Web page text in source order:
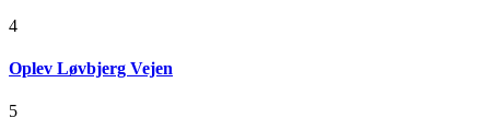
4
Oplev Løvbjerg Vejen
5